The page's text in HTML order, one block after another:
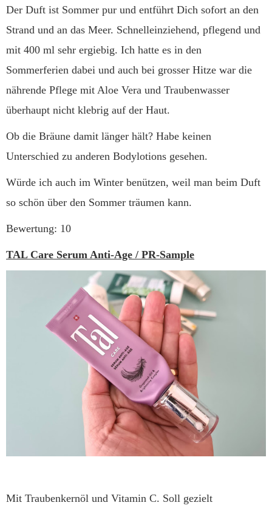
Der Duft ist Sommer pur und entführt Dich sofort an den
Strand und an das Meer. Schnelleinziehend, pflegend und
mit 400 ml sehr ergiebig. Ich hatte es in den
Sommerferien dabei und auch bei grosser Hitze war die
nährende Pflege mit Aloe Vera und Traubenwasser
überhaupt nicht klebrig auf der Haut.
Ob die Bräune damit länger hält? Habe keinen
Unterschied zu anderen Bodylotions gesehen.
Würde ich auch im Winter benützen, weil man beim Duft
so schön über den Sommer träumen kann.
Bewertung: 10
TAL Care Serum Anti-Age / PR-Sample
Mit Traubenkernöl und Vitamin C. Soll gezielt